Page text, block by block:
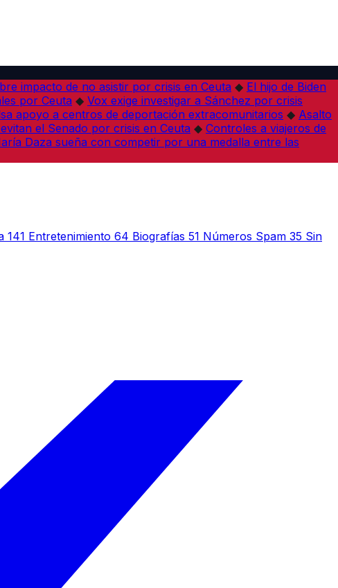
impacto de no asistir por crisis en Ceuta ◆ El hijo de Biden
por Ceuta ◆ Vox exige investigar a Sánchez por crisis
apoyo a centros de deportación extracomunitarios ◆ Asalto
el Senado por crisis en Ceuta ◆ Controles a viajeros de
Daza sueña con competir por una medalla entre las
141 Entretenimiento 64 Biografías 51 Números Spam 35 Sin